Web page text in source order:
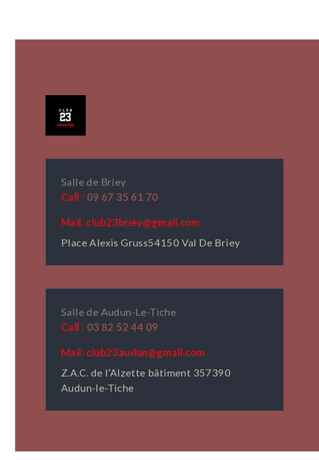
Salle de Briey
Call : 09 67 35 61 70
Mail: club23briey@gmail.com
Place Alexis Gruss54150 Val De Briey
Salle de Audun-Le-Tiche
Call : 03 82 52 44 09
Mail: club23audun@gmail.com
Z.A.C. de l’Alzette bâtiment 357390
Audun-le-Tiche